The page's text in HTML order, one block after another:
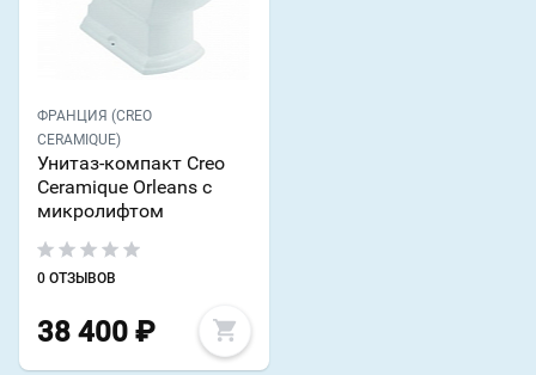
ФРАНЦИЯ (CREO
CERAMIQUE)
Унитаз-компакт Creo
Ceramique Orleans с
микролифтом
0 ОТЗЫВОВ
38 400 ₽